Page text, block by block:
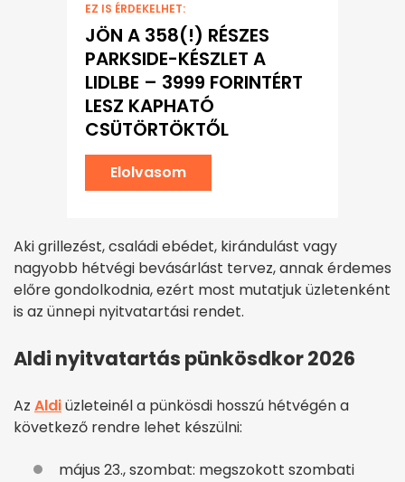
EZ IS ÉRDEKELHET:
JÖN A 358(!) RÉSZES
PARKSIDE-KÉSZLET A
LIDLBE – 3999 FORINTÉRT
LESZ KAPHATÓ
CSÜTÖRTÖKTŐL
Elolvasom
Aki grillezést, családi ebédet, kirándulást vagy
nagyobb hétvégi bevásárlást tervez, annak érdemes
előre gondolkodnia, ezért most mutatjuk üzletenként
is az ünnepi nyitvatartási rendet.
Aldi nyitvatartás pünkösdkor 2026
Az Aldiüzleteinél a pünkösdi hosszú hétvégén a
következő rendre lehet készülni:
május 23., szombat: megszokott szombati